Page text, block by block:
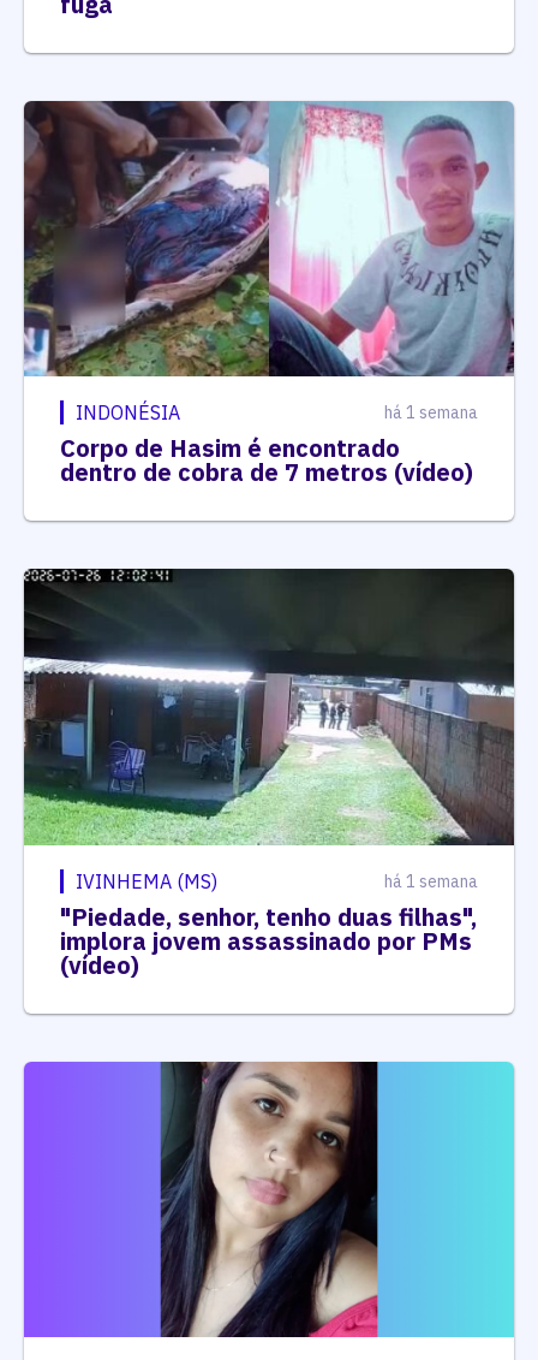
INDONÉSIA há 1 semana
Corpo de Hasim é encontrado
dentro de cobra de 7 metros (vídeo)
IVINHEMA (MS) há 1 semana
"Piedade, senhor, tenho duas filhas",
implora jovem assassinado por PMs
(vídeo)